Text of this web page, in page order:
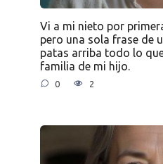
Vi a mi nieto por
pero una sola frase de
patas arriba todo lo
familia de mi hijo.
0 2